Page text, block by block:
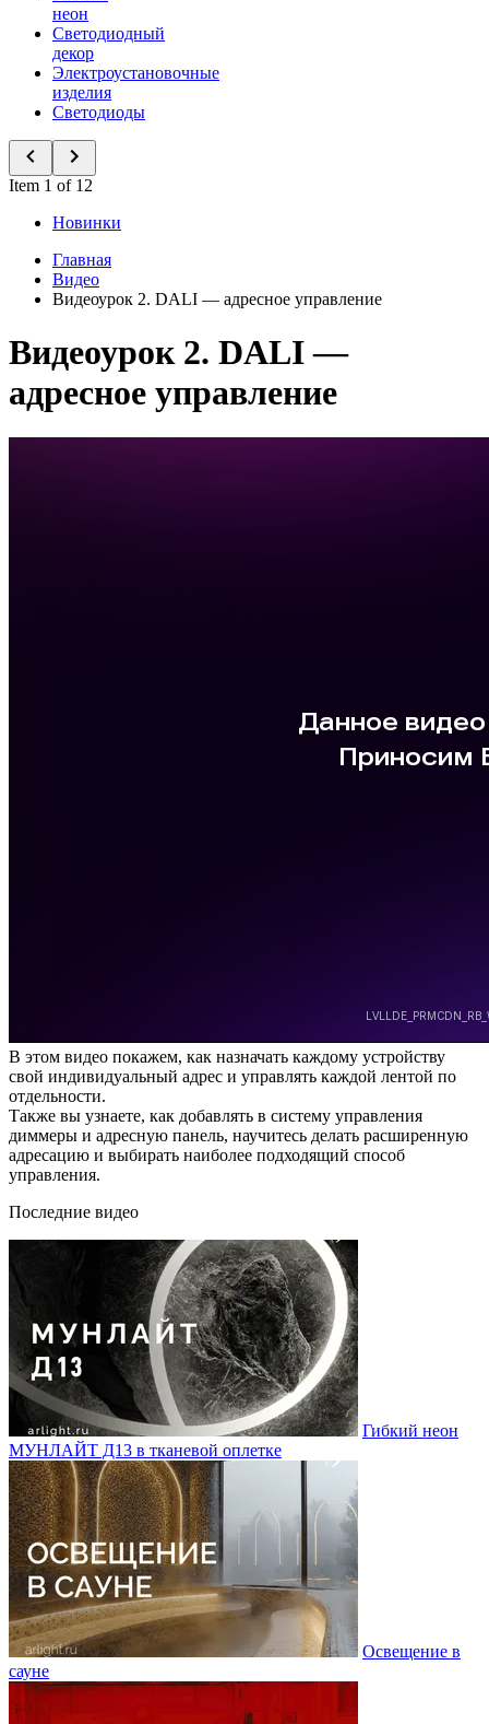
неон
Светодиодный
декор
Электроустановочные
изделия
Светодиоды
Item 1 of 12
Новинки
Главная
Видео
Видеоурок 2. DALI — адресное управление
Видеоурок 2. DALI —
адресное управление
В этом видео покажем, как назначать каждому устройству
свой индивидуальный адрес и управлять каждой лентой по
отдельности.
Также вы узнаете, как добавлять в систему управления
диммеры и адресную панель, научитесь делать расширенную
адресацию и выбирать наиболее подходящий способ
управления.
Последние видео
Гибкий неон
МУНЛАЙТ Д13 в тканевой оплетке
Освещение в
сауне